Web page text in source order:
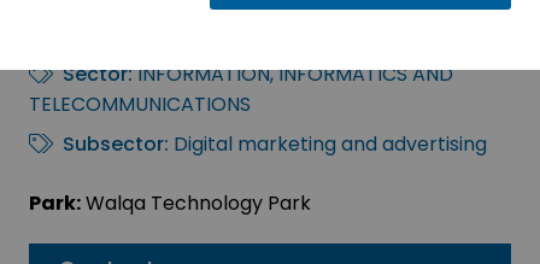
Sector:INFORMATION, INFORMATICS AND
TELECOMMUNICATIONS
Subsector: Digital marketing and advertising
Park:Walqa Technology Park